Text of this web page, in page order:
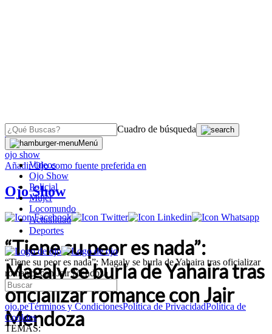
Cuadro de búsqueda
Menú
Videos
Ojo Show
Policial
Mujer
Locomundo
Actualidad
Deportes
“Tiene su peor es nada”: Magaly se burla de Yahaira tras oficializar
romance con Jair Mendoza
ojo.peTérminos y CondicionesPolítica de PrivacidadPolítica de
Cookies
TEMAS:
OJO
ojo show
AñadirOjocomo fuente preferida en
Ojo Show
“Tiene su peor es nada”:
Magaly se burla de Yahaira tras
oficializar romance con Jair
Mendoza